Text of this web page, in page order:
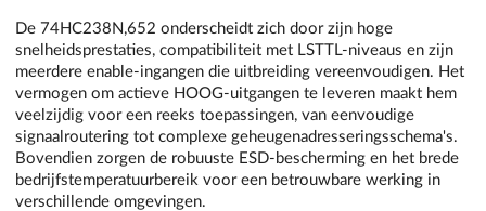
De 74HC238N,652 onderscheidt zich door zijn hoge
snelheidsprestaties, compatibiliteit met LSTTL-niveaus en zijn
meerdere enable-ingangen die uitbreiding vereenvoudigen. Het
vermogen om actieve HOOG-uitgangen te leveren maakt hem
veelzijdig voor een reeks toepassingen, van eenvoudige
signaalroutering tot complexe geheugenadresseringsschema's.
Bovendien zorgen de robuuste ESD-bescherming en het brede
bedrijfstemperatuurbereik voor een betrouwbare werking in
verschillende omgevingen.